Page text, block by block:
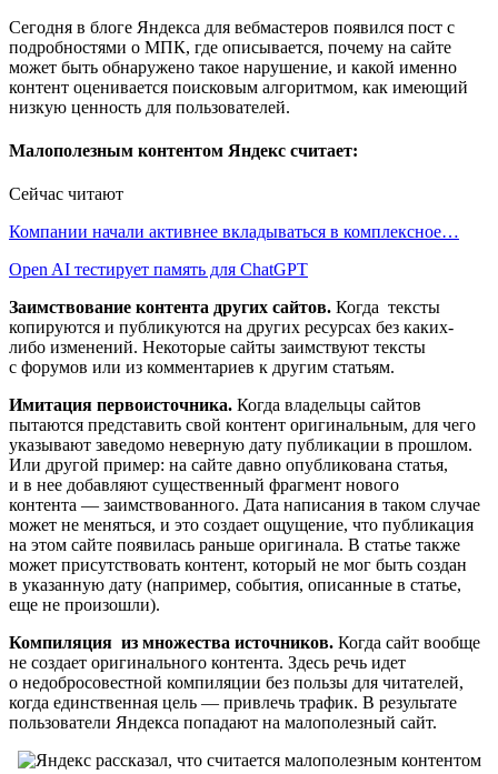
Сегодня в блоге Яндекса для вебмастеров появился пост с
подробностями о МПК, где описывается, почему на сайте
может быть обнаружено такое нарушение, и какой именно
контент оценивается поисковым алгоритмом, как имеющий
низкую ценность для пользователей.
Малополезным контентом Яндекс считает:
Сейчас читают
Компании начали активнее вкладываться в комплексное…
Open AI тестирует память для ChatGPT
Заимствование контента других сайтов. Когда тексты
копируются и публикуются на других ресурсах без каких-
либо изменений. Некоторые сайты заимствуют тексты
с форумов или из комментариев к другим статьям.
Имитация первоисточника. Когда владельцы сайтов
пытаются представить свой контент оригинальным, для чего
указывают заведомо неверную дату публикации в прошлом.
Или другой пример: на сайте давно опубликована статья,
и в нее добавляют существенный фрагмент нового
контента — заимствованного. Дата написания в таком случае
может не меняться, и это создает ощущение, что публикация
на этом сайте появилась раньше оригинала. В статье также
может присутствовать контент, который не мог быть создан
в указанную дату (например, события, описанные в статье,
еще не произошли).
Компиляция из множества источников. Когда сайт вообще
не создает оригинального контента. Здесь речь идет
о недобросовестной компиляции без пользы для читателей,
когда единственная цель — привлечь трафик. В результате
пользователи Яндекса попадают на малополезный сайт.